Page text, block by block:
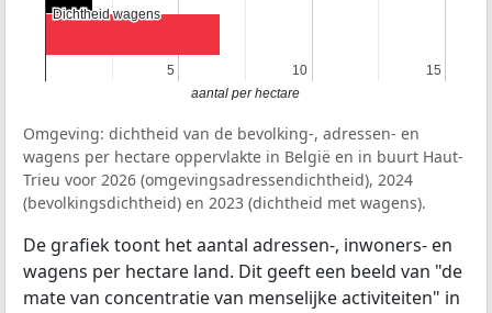
5
5 10
10 15
15
Dichtheid wagens
Dichtheid wagens
aantal per hectare
Omgeving: dichtheid van de bevolking-, adressen- en
wagens per hectare oppervlakte in België en in buurt Haut-
Trieu voor 2026 (omgevingsadressendichtheid), 2024
(bevolkingsdichtheid) en 2023 (dichtheid met wagens).
De grafiek toont het aantal adressen-, inwoners- en
wagens per hectare land. Dit geeft een beeld van "de
mate van concentratie van menselijke activiteiten" in